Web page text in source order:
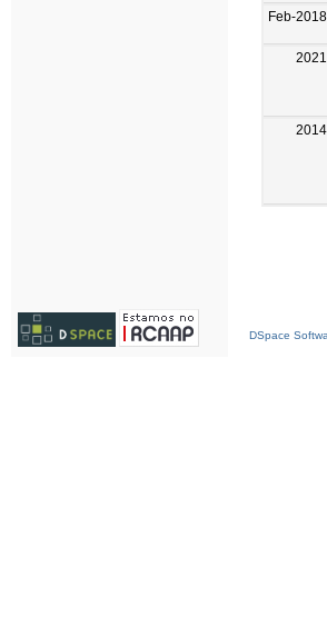
Feb-2018
2021
2014
DSpace